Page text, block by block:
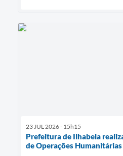
23 JUL 2026 - 15h15
Prefeitura de Ilhabela
de Operações